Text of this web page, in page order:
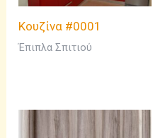
Κουζίνα #0001
Έπιπλα Σπιτιού